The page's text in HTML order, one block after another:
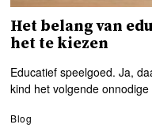
Het belang van
het te kiezen
Educatief speelgoed. Ja,
kind het volgende
Blog